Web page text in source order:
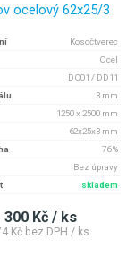
ocelový 62x25/3
Kosočtverec
Ocel
DC01 / DD11
3 mm
1250 x 2500 mm
62x25x3 mm
76 %
Bez úpravy
skladem
300 Kč / ks
Kč bez DPH / ks